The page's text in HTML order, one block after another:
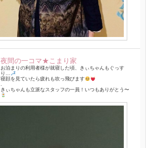
夜間の一コマ★こまり家
お泊まりの利用者様が就寝した頃、きぃちゃんもぐっす
り…
寝顔を見ていたら疲れも吹っ飛びます
.
きぃちゃんも立派なスタッフの一員！いつもありがとう〜